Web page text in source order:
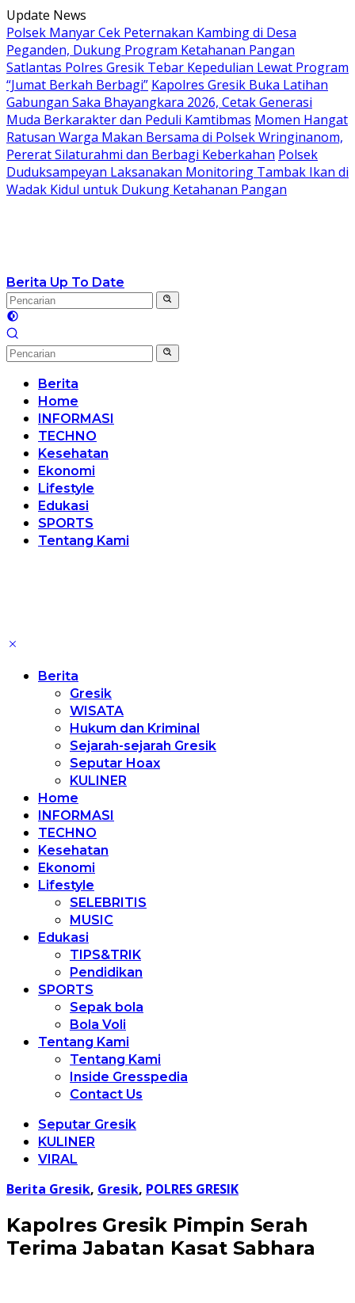
Langsung
ke
konten
Update News
Polsek Manyar Cek Peternakan Kambing di Desa
Peganden, Dukung Program Ketahanan Pangan
Satlantas Polres Gresik Tebar Kepedulian Lewat Program
“Jumat Berkah Berbagi” Kapolres Gresik Buka Latihan
Gabungan Saka Bhayangkara 2026, Cetak Generasi
Muda Berkarakter dan Peduli Kamtibmas Momen Hangat
Ratusan Warga Makan Bersama di Polsek Wringinanom,
Pererat Silaturahmi dan Berbagi Keberkahan Polsek
Duduksampeyan Laksanakan Monitoring Tambak Ikan di
Wadak Kidul untuk Dukung Ketahanan Pangan
Berita Up To Date
Berita
Home
INFORMASI
TECHNO
Kesehatan
Ekonomi
Lifestyle
Edukasi
SPORTS
Tentang Kami
Berita
Gresik
WISATA
Hukum dan Kriminal
Sejarah-sejarah Gresik
Seputar Hoax
KULINER
Home
INFORMASI
TECHNO
Kesehatan
Ekonomi
Lifestyle
SELEBRITIS
MUSIC
Edukasi
TIPS&TRIK
Pendidikan
SPORTS
Sepak bola
Bola Voli
Tentang Kami
Tentang Kami
Inside Gresspedia
Contact Us
Seputar Gresik
KULINER
VIRAL
Berita Gresik, Gresik, POLRES GRESIK
Kapolres Gresik Pimpin Serah
Terima Jabatan Kasat Sabhara